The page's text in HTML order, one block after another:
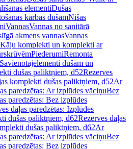
elementiDušas
kārbas dušāmNišas
VannasVannas no sanitārā
akmens vannasVannas
Kāju komplekti un komplekti ar
PiederumiRemonta
Savienotājelementi dušām un
dušas paliktņiem, d52Rezerves
komplekti dušas paliktņiem, d52Ar
paredzētas: Ar izplūdes vāciņuBez
paredzētas: Bez izplūdes
daļas paredzētas: Izplūdes
dušas paliktņiem, d62Rezerves daļas
dušas paliktņiem, d62Ar
paredzētas: Ar izplūdes vāciņuBez
paredzētas: Bez izplūdes